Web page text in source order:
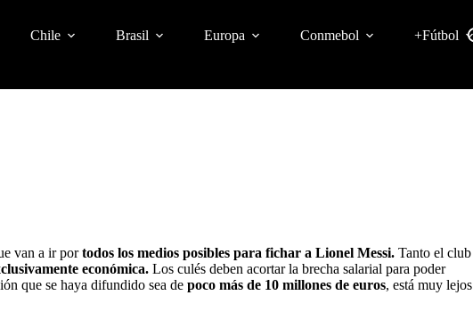
Chile Brasil Europa Conmebol +Fútbol
van a ir portodos los medios posibles para fichar a Lionel Messi. Tanto el club
económica. Los culés deben acortar la brecha salarial para poder
que se haya difundido sea de poco más de 10 millones de euros, está muy lejos